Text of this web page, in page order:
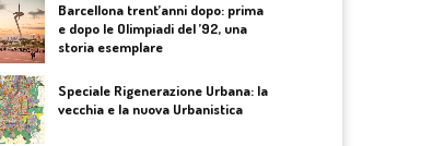
Barcellona trent’anni dopo: prima
e dopo le Olimpiadi del ’92, una
storia esemplare
Speciale Rigenerazione Urbana: la
vecchia e la nuova Urbanistica